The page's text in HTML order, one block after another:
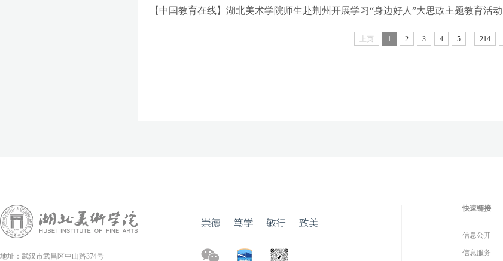
【中国教育在线】湖北美术学院师生赴荆州开展学习“身边好人”大思政主题教育活动
上页 1 2 3 4 5 ... 214
地址：武汉市武昌区中山路374号
快速链接
信息公开
信息服务